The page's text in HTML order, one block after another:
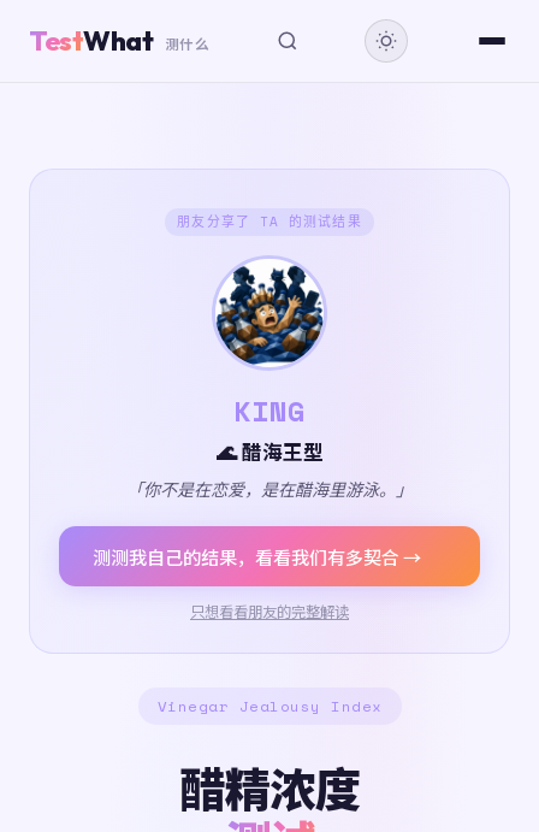
TestWhat 测什么
朋友分享了 TA 的测试结果
KING
🌊 醋海王型
「你不是在恋爱，是在醋海里游泳。」
测测我自己的结果，看看我们有多契合 →
只想看看朋友的完整解读
Vinegar Jealousy Index
醋精浓度